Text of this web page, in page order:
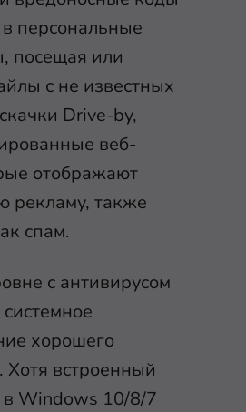
персональные
посещая или
с не известных
Drive-by,
веб-
отображают
рекламу, также
спам.
с антивирусом
хорошего
Хотя встроенный
Windows 10/8/7